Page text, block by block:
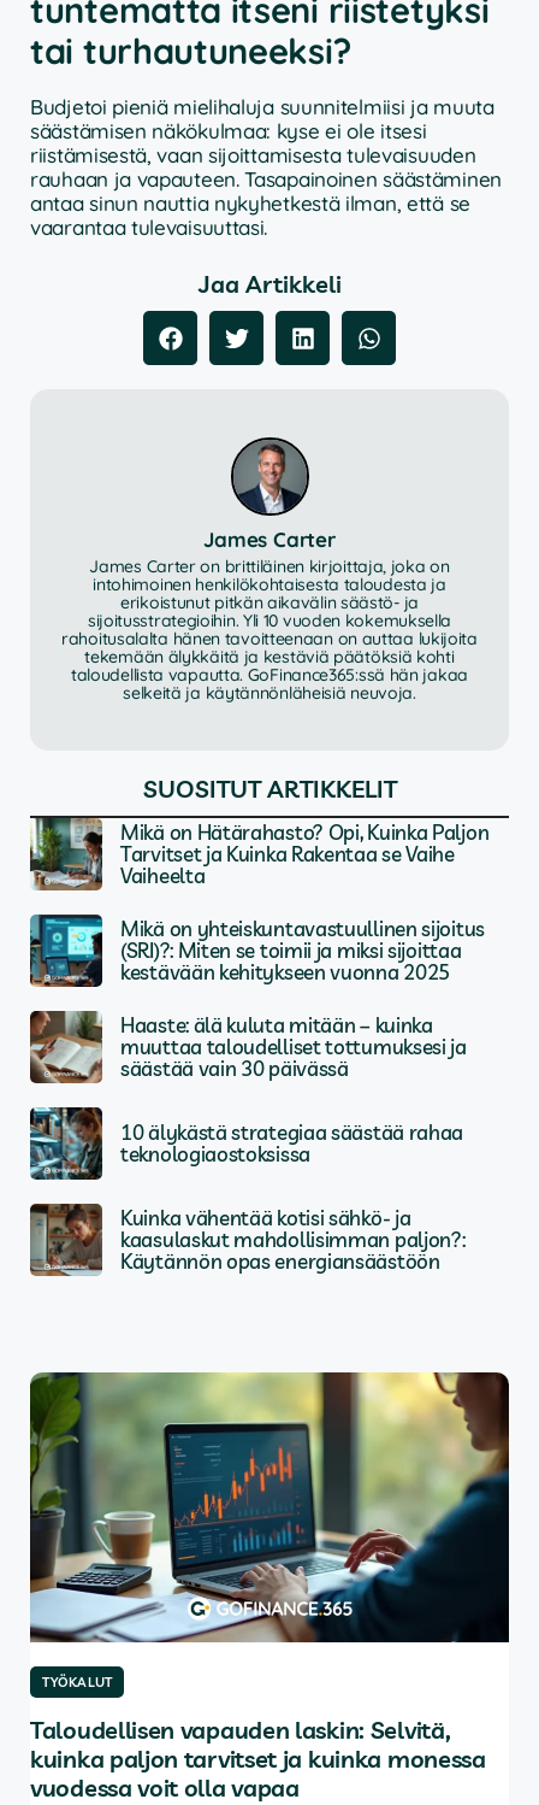
tuntematta itseni riistetyksi
tai turhautuneeksi?
Budjetoi pieniä mielihaluja suunnitelmiisi ja muuta
säästämisen näkökulmaa: kyse ei ole itsesi
riistämisestä, vaan sijoittamisesta tulevaisuuden
rauhaan ja vapauteen. Tasapainoinen säästäminen
antaa sinun nauttia nykyhetkestä ilman, että se
vaarantaa tulevaisuuttasi.
Jaa Artikkeli
James Carter
James Carter on brittiläinen kirjoittaja, joka on
intohimoinen henkilökohtaisesta taloudesta ja
erikoistunut pitkän aikavälin säästö- ja
sijoitusstrategioihin. Yli 10 vuoden kokemuksella
rahoitusalalta hänen tavoitteenaan on auttaa lukijoita
tekemään älykkäitä ja kestäviä päätöksiä kohti
taloudellista vapautta. GoFinance365:ssä hän jakaa
selkeitä ja käytännönläheisiä neuvoja.
SUOSITUT ARTIKKELIT
Mikä on Hätärahasto? Opi, Kuinka Paljon
Tarvitset ja Kuinka Rakentaa se Vaihe
Vaiheelta
Mikä on yhteiskuntavastuullinen sijoitus
(SRI)?: Miten se toimii ja miksi sijoittaa
kestävään kehitykseen vuonna 2025
Haaste: älä kuluta mitään – kuinka
muuttaa taloudelliset tottumuksesi ja
säästää vain 30 päivässä
10 älykästä strategiaa säästää rahaa
teknologiaostoksissa
Kuinka vähentää kotisi sähkö- ja
kaasulaskut mahdollisimman paljon?:
Käytännön opas energiansäästöön
TYÖKALUT
Taloudellisen vapauden laskin: Selvitä,
kuinka paljon tarvitset ja kuinka monessa
vuodessa voit olla vapaa